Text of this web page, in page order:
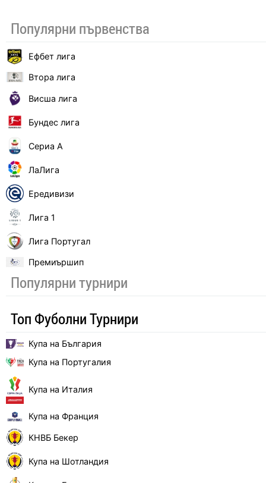
Популярни първенства
Ефбет лига
Втора лига
Висша лига
Бундес лига
Сериа А
ЛаЛига
Ередивизи
Лига 1
Лига Португал
Премиършип
Популярни турнири
Топ Фуболни Турнири
Купа на България
Купа на Португалия
Купа на Италия
Купа на Франция
КНВБ Бекер
Купа на Шотландия